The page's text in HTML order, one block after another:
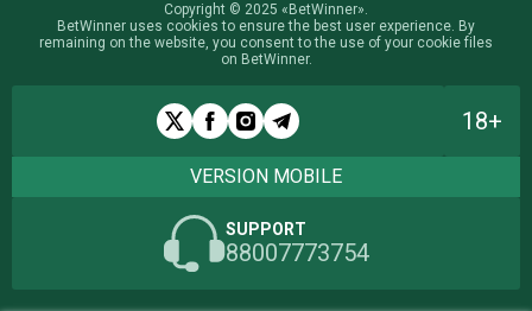
Copyright © 2025 «BetWinner».
BetWinner uses cookies to ensure the best user experience. By
remaining on the website, you consent to the use of your cookie files
on BetWinner.
SUPPORT
88007773754
18+
VERSION MOBILE